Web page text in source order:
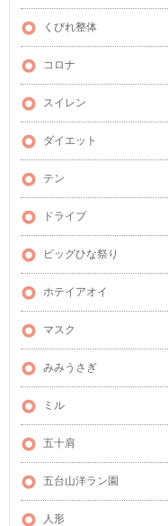
くびれ整体
コロナ
スイレン
ダイエット
テン
ドライブ
ビッグひな祭り
ホテイアオイ
マスク
みみうさぎ
ミル
五十肩
五台山洋ラン園
人形